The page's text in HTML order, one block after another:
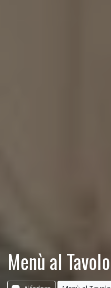
Menù al Tavolo